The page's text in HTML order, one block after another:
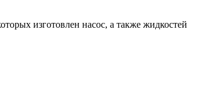
изготовлен насос, а также жидкостей